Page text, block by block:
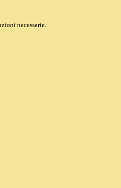
necessarie.